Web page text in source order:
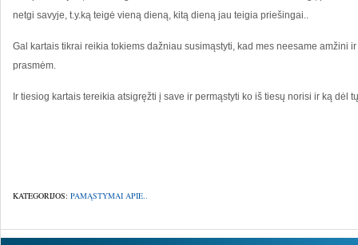
netgi savyje, t.y.ką teigė vieną dieną, kitą dieną jau teigia priešingai..
Gal kartais tikrai reikia tokiems dažniau susimąstyti, kad mes neesame amžini
prasmėm.
Ir tiesiog kartais tereikia atsigręžti į save ir permąstyti ko iš tiesų norisi ir ką dėl
KATEGORIJOS: PAMĄSTYMAI APIE..